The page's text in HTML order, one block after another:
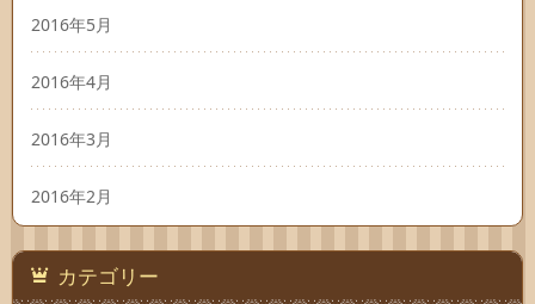
2016年5月
2016年4月
2016年3月
2016年2月
カテゴリー